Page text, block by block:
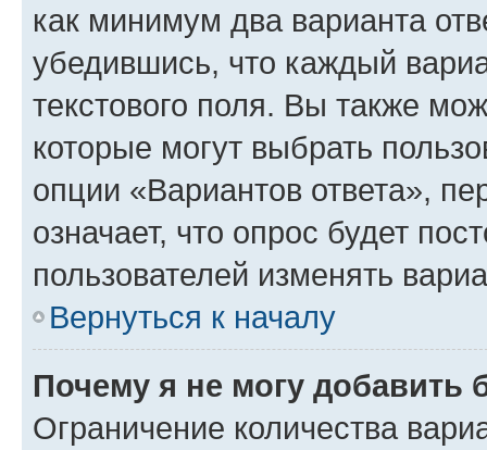
как минимум два варианта
убедившись, что каждый
текстового поля. Вы также
которые могут выбрать
опции «Вариантов ответа»,
означает, что опрос будет
пользователей изменять
Вернуться к началу
Почему я не могу добавить
Ограничение количества